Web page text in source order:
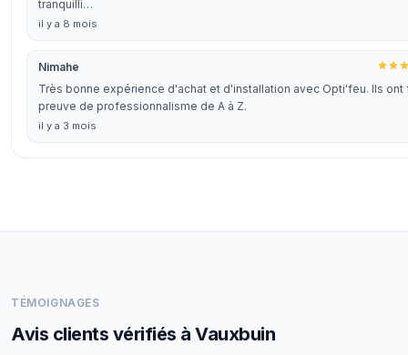
tranquilli…
il y a 8 mois
Nimahe
Très bonne expérience d'achat et d'installation avec Opti'feu. Ils ont
preuve de professionnalisme de A à Z.
il y a 3 mois
TÉMOIGNAGES
Avis clients vérifiés à Vauxbuin